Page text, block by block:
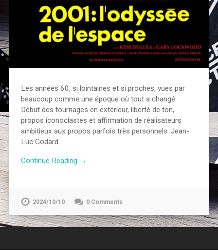
Les années 60, si lointaines et si proches, vues par
beaucoup comme une époque où tout a changé.
Début des tournages en extérieur, liberté de ton,
propos iconoclastes et affirmation de réalisateurs
ambitieux aux propos parfois très personnels. Jean-
Luc Godard…
Continue Reading →
2024/10/10 0 Comments